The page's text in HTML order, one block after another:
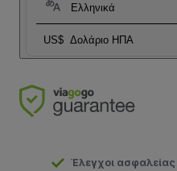
Ελληνικά
US$ Δολάριο ΗΠΑ
Έλεγχοι